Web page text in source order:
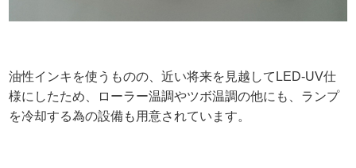
油性インキを使うものの、近い将来を見越してLED-UV仕
様にしたため、ローラー温調やツボ温調の他にも、ランプ
を冷却する為の設備も用意されています。